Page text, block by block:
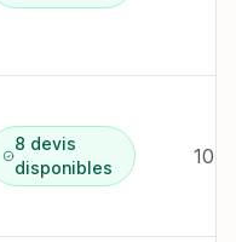
8 devis
disponibles